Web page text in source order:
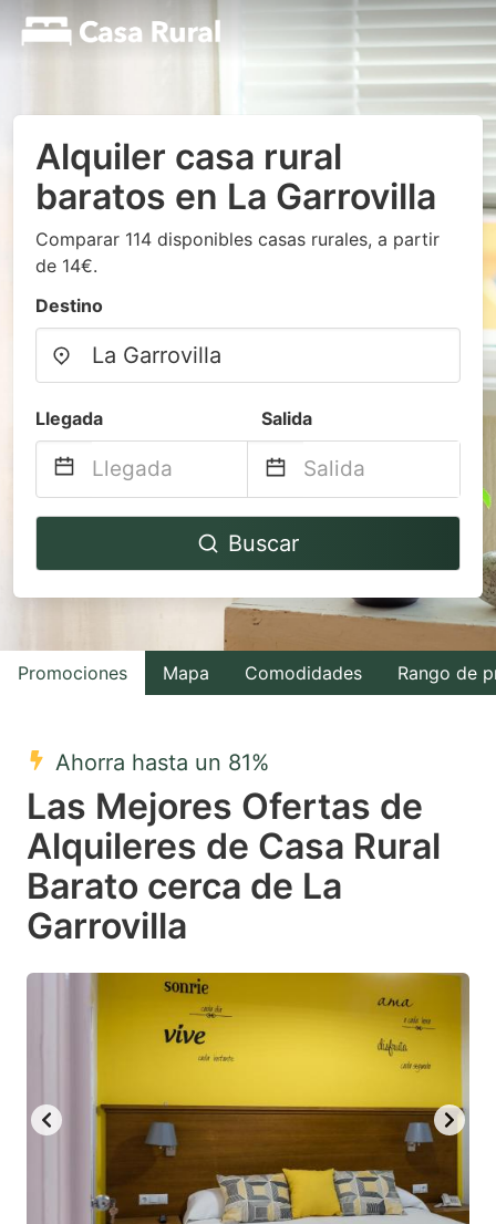
Alquiler casa rural
baratos en La Garrovilla
Comparar 114 disponibles casas rurales, a partir
de 14€.
Destino
Llegada Salida
Navigate
to
with
the
select
a
date.
Press
question
mark
key
the
keyboard
shortcuts
for
Navigate
to
interact
with
the
a
date.
Press
mark
key
the
keyboard
shortcuts
for
Buscar
Promociones Mapa Comodidades Rango de
Ahorra hasta un 81%
Las Mejores Ofertas de
Alquileres de Casa Rural
Barato cerca de La
Garrovilla